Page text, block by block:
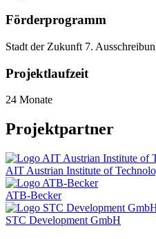
Förderprogramm
Stadt der Zukunft 7.
Projektlaufzeit
24 Monate
Projektpartner
AIT Austrian Institute of
ATB-Becker
STC Development GmbH